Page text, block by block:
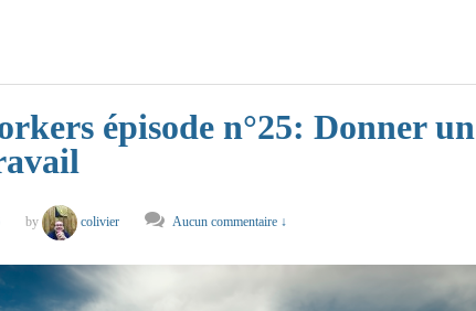
épisode n°25: Donner un
by colivier Aucun commentaire ↓